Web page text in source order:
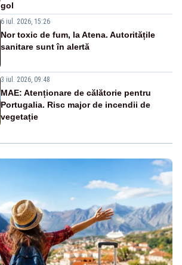
gol
6 iul. 2026, 15:26
Nor toxic de fum, la Atena. Autoritățile
sanitare sunt în alertă
3 iul. 2026, 09:48
MAE: Atenționare de călătorie pentru
Portugalia. Risc major de incendii de
vegetație